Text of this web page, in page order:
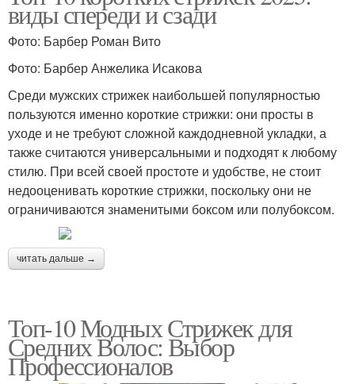
виды спереди и сзади
Фото: Барбер Роман Вито
Фото: Барбер Анжелика Исакова
Среди мужских стрижек наибольшей популярностью
пользуются именно короткие стрижки: они просты в
уходе и не требуют сложной каждодневной укладки, а
также считаются универсальными и подходят к любому
стилю. При всей своей простоте и удобстве, не стоит
недооценивать короткие стрижки, поскольку они не
ограничиваются знаменитыми боксом или полубоксом.
читать дальше →
Топ-10 Модных Стрижек для
Средних Волос: Выбор
Профессионалов